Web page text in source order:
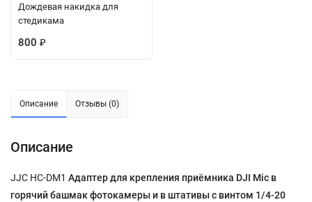
Дождевая накидка для
стедикама
800 ₽
Описание Отзывы (0)
Описание
JJC HC-DM1 Адаптер для крепления приёмника DJI Mic в
горячий башмак фотокамеры и в штативы с винтом 1/4-20